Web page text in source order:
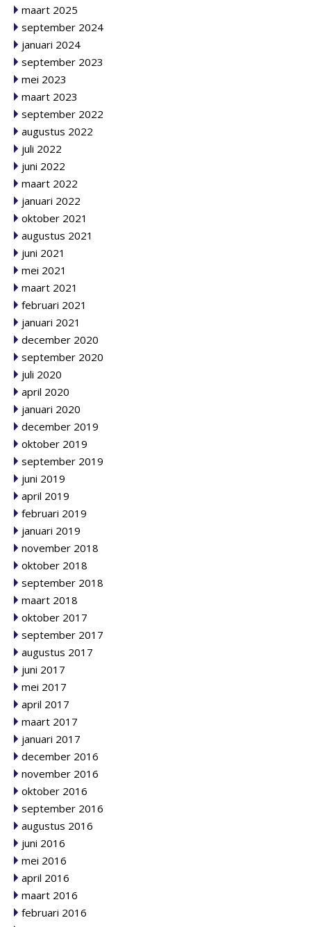
maart 2025
september 2024
januari 2024
september 2023
mei 2023
maart 2023
september 2022
augustus 2022
juli 2022
juni 2022
maart 2022
januari 2022
oktober 2021
augustus 2021
juni 2021
mei 2021
maart 2021
februari 2021
januari 2021
december 2020
september 2020
juli 2020
april 2020
januari 2020
december 2019
oktober 2019
september 2019
juni 2019
april 2019
februari 2019
januari 2019
november 2018
oktober 2018
september 2018
maart 2018
oktober 2017
september 2017
augustus 2017
juni 2017
mei 2017
april 2017
maart 2017
januari 2017
december 2016
november 2016
oktober 2016
september 2016
augustus 2016
juni 2016
mei 2016
april 2016
maart 2016
februari 2016